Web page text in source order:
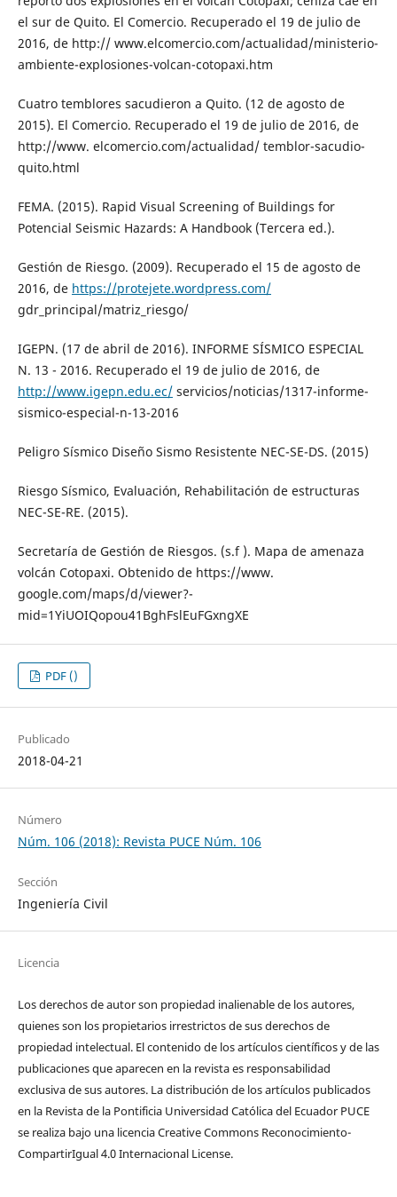
el sur de Quito. El Comercio. Recuperado el 19 de julio de
2016, de http:// www.elcomercio.com/actualidad/ministerio-
ambiente-explosiones-volcan-cotopaxi.htm
Cuatro temblores sacudieron a Quito. (12 de agosto de
2015). El Comercio. Recuperado el 19 de julio de 2016, de
http://www. elcomercio.com/actualidad/ temblor-sacudio-
quito.html
FEMA. (2015). Rapid Visual Screening of Buildings for
Potencial Seismic Hazards: A Handbook (Tercera ed.).
Gestión de Riesgo. (2009). Recuperado el 15 de agosto de
2016, de https://protejete.wordpress.com/
gdr_principal/matriz_riesgo/
IGEPN. (17 de abril de 2016). INFORME SÍSMICO ESPECIAL
N. 13 - 2016. Recuperado el 19 de julio de 2016, de
http://www.igepn.edu.ec/servicios/noticias/1317-informe-
sismico-especial-n-13-2016
Peligro Sísmico Diseño Sismo Resistente NEC-SE-DS. (2015)
Riesgo Sísmico, Evaluación, Rehabilitación de estructuras
NEC-SE-RE. (2015).
Secretaría de Gestión de Riesgos. (s.f ). Mapa de amenaza
volcán Cotopaxi. Obtenido de https://www.
google.com/maps/d/viewer?-
mid=1YiUOIQopou41BghFslEuFGxngXE
PDF ()
Publicado
2018-04-21
Número
Núm. 106 (2018): Revista PUCE Núm. 106
Sección
Ingeniería Civil
Licencia
Los derechos de autor son propiedad inalienable de los autores,
quienes son los propietarios irrestrictos de sus derechos de
propiedad intelectual. El contenido de los artículos científicos y de las
publicaciones que aparecen en la revista es responsabilidad
exclusiva de sus autores. La distribución de los artí­culos publicados
en la Revista de la Pontificia Universidad Católica del Ecuador PUCE
se realiza bajo una licencia Creative Commons Reconocimiento-
CompartirIgual 4.0 Internacional License.